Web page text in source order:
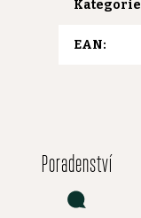
Kategorie
EAN:
Poradenství